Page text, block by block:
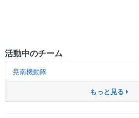
活動中のチーム
晃南機動隊
もっと見る